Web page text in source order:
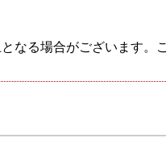
なる場合がございます。